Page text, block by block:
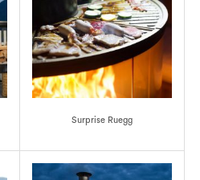
Surprise Ruegg